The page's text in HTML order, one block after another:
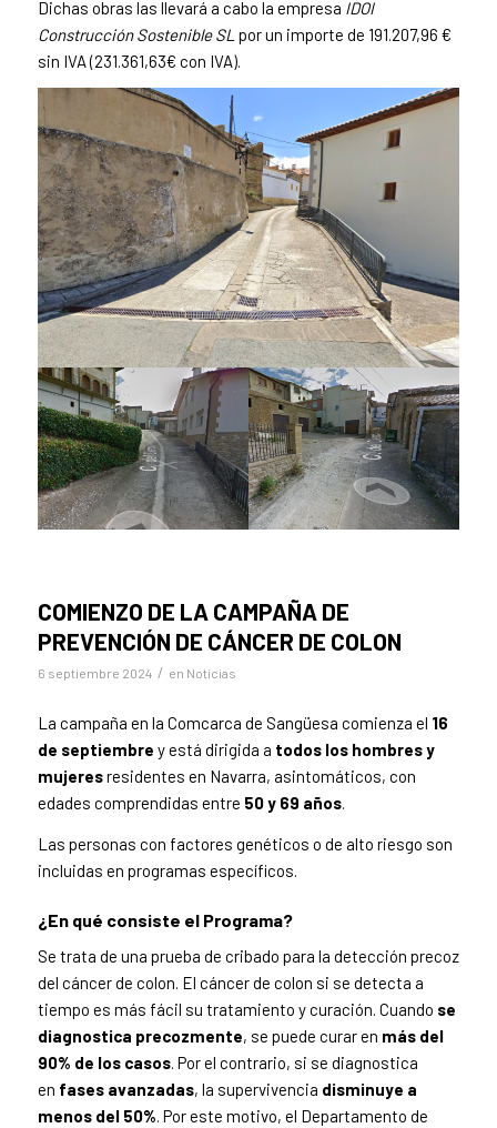
Dichas obras las llevará a cabo la empresa IDOI
Construcción Sostenible SL por un importe de 191.207,96 €
sin IVA (231.361,63€ con IVA).
COMIENZO DE LA CAMPAÑA DE
PREVENCIÓN DE CÁNCER DE COLON
6 septiembre 2024 / en Noticias
La campaña en la Comcarca de Sangüesa comienza el 16
de septiembre y está dirigida a todos los hombres y
mujeresresidentes en Navarra, asintomáticos, con
edades comprendidas entre 50 y 69 años.
Las personas con factores genéticos o de alto riesgo son
incluidas en programas específicos.
¿En qué consiste el Programa?
Se trata de una prueba de cribado para la detección precoz
del cáncer de colon. El cáncer de colon si se detecta a
tiempo es más fácil su tratamiento y curación. Cuando se
diagnostica precozmente, se puede curar en más del
90% de los casos. Por el contrario, si se diagnostica
en fases avanzadas, la supervivencia disminuye a
menos del 50%. Por este motivo, el Departamento de